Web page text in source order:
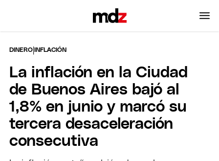
DINERO | INFLACIÓN
La inflación en la Ciudad
de Buenos Aires bajó al
1,8% en junio y marcó su
tercera desaceleración
consecutiva